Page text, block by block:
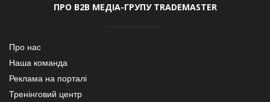
ПРО В2В МЕДІА-ГРУПУ TRADEMASTER
Про нас
Наша команда
Реклама на порталі
Тренінговий центр